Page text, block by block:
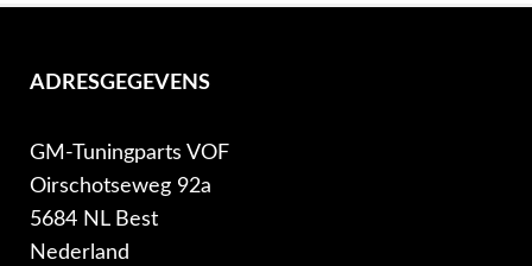
ADRESGEGEVENS
GM-Tuningparts VOF
Oirschotseweg 92a
5684 NL Best
Nederland